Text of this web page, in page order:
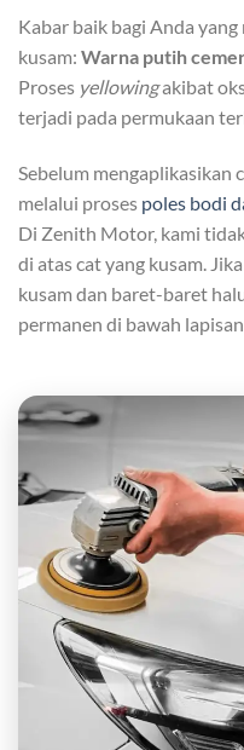
Kabar baik bagi Anda
kusam: Warna putih
Proses yellowingakibat
terjadi pada permukaan
Sebelum mengaplikasikan
melalui proses poles bodi
Di Zenith Motor, kami
di atas cat yang kusam.
kusam dan baret-baret
permanen di bawah